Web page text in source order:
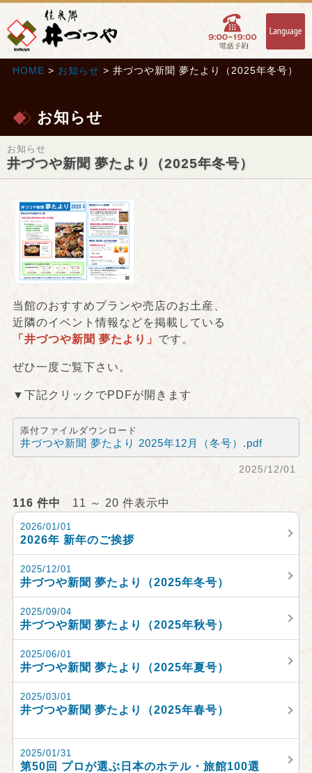
HOME > お知らせ > 井づつや新聞 夢たより（2025年冬号）
お知らせ
お知らせ
井づつや新聞 夢たより（2025年冬号）
当館のおすすめプランや売店のお土産、
近隣のイベント情報などを掲載している
「井づつや新聞 夢たより」 です。
ぜひ一度ご覧下さい。
▼下記クリックでPDFが開きます
添付ファイルダウンロード
井づつや新聞 夢たより 2025年12月（冬号）.pdf
2025/12/01
116 件中 11 ～ 20 件表示中
2026/01/01
2026年 新年のご挨拶
2025/12/01
井づつや新聞 夢たより（2025年冬号）
2025/09/04
井づつや新聞 夢たより（2025年秋号）
2025/06/01
井づつや新聞 夢たより（2025年夏号）
2025/03/01
井づつや新聞 夢たより（2025年春号）
2025/01/31
第50回 プロが選ぶ日本のホテル・旅館100選